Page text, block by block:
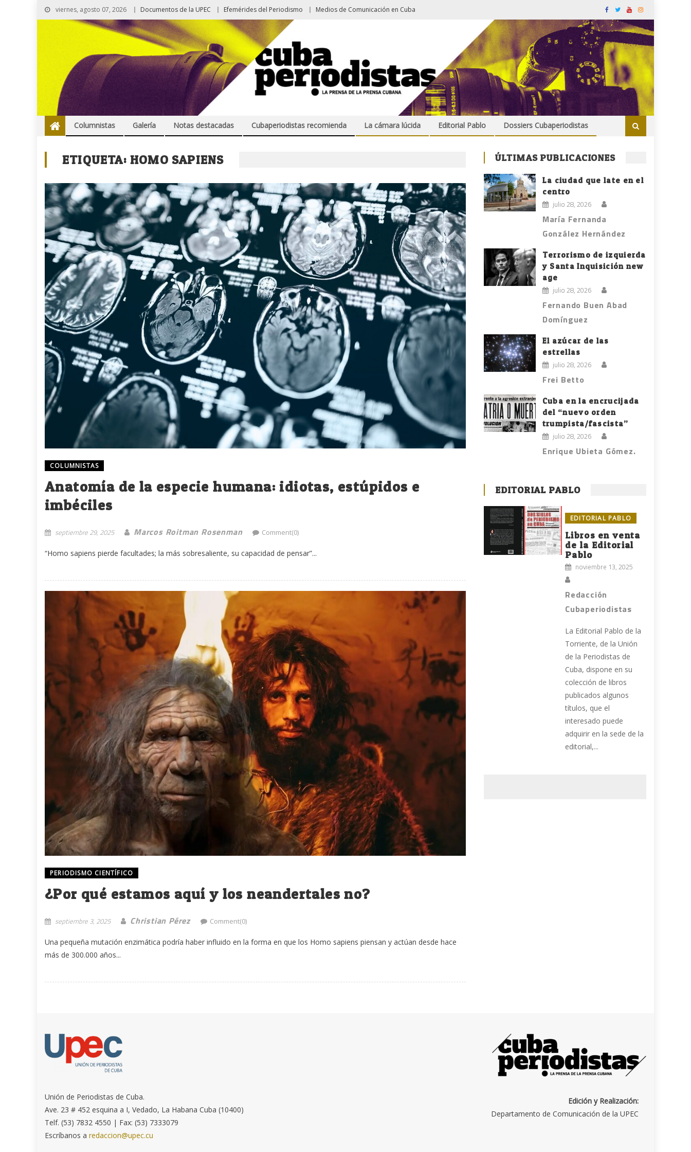
viernes, agosto 07, 2026 Documentos de la UPEC Efemérides del Periodismo Medios de Comunicación en Cuba
Columnistas Galería Notas destacadas Cubaperiodistas recomienda La cámara lúcida Editorial Pablo Dossiers Cubaperiodistas
ETIQUETA: HOMO SAPIENS
COLUMNISTAS
Anatomía de la especie humana: idiotas, estúpidos e
imbéciles
septiembre 29, 2025 Marcos Roitman Rosenman Comment(0)
“Homo sapiens pierde facultades; la más sobresaliente, su capacidad de pensar”...
PERIODISMO CIENTÍFICO
¿Por qué estamos aquí y los neandertales no?
septiembre 3, 2025 Christian Pérez Comment(0)
Una pequeña mutación enzimática podría haber influido en la forma en que los Homo sapiens piensan y actúan desde hace
más de 300.000 años...
ÚLTIMAS PUBLICACIONES
La ciudad que late en el
centro
julio 28, 2026
María Fernanda
González Hernández
Terrorismo de izquierda
y Santa Inquisición new
age
julio 28, 2026
Fernando Buen Abad
Domínguez
El azúcar de las
estrellas
julio 28, 2026
Frei Betto
Cuba en la encrucijada
del “nuevo orden
trumpista/fascista”
julio 28, 2026
Enrique Ubieta Gómez.
EDITORIAL PABLO
EDITORIAL PABLO
Libros en venta
de la Editorial
Pablo
noviembre 13, 2025
Redacción
Cubaperiodistas
La Editorial Pablo de la
Torriente, de la Unión
de la Periodistas de
Cuba, dispone en su
colección de libros
publicados algunos
títulos, que el
interesado puede
adquirir en la sede de la
editorial,...
Unión de Periodistas de Cuba.
Ave. 23 # 452 esquina a I, Vedado, La Habana Cuba (10400)
Telf. (53) 7832 4550 | Fax: (53) 7333079
Escríbanos aredaccion@upec.cu
Edición y Realización:
Departamento de Comunicación de la UPEC